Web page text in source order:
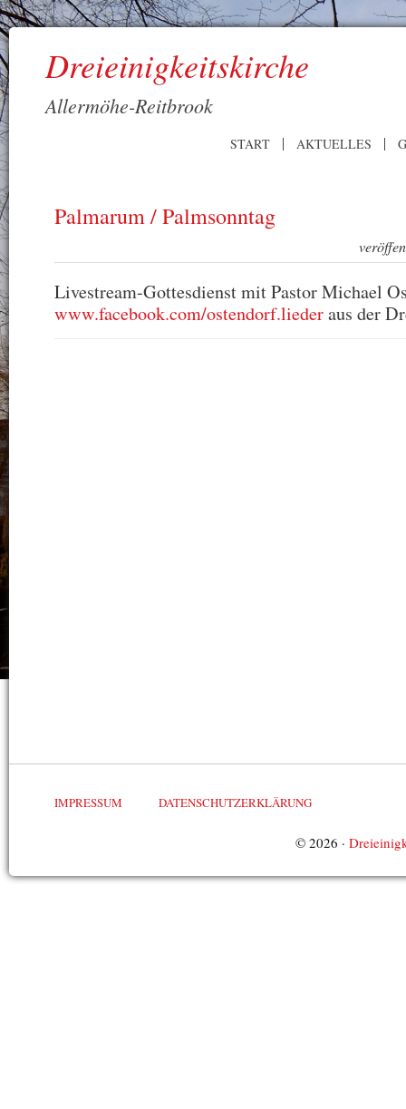
Dreieinigkeitskirche
Allermöhe-Reitbrook
START AKTUELLES
Palmarum / Palmsonntag
Livestream-Gottesdienst mit Pastor Michael
www.facebook.com/ostendorf.liederaus der
IMPRESSUM DATENSCHUTZERKLÄRUNG
© 2026 ·